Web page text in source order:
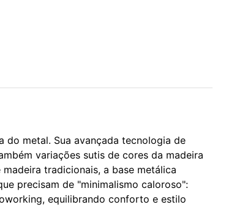
metal. Sua avançada tecnologia de
variações sutis de cores da madeira
tradicionais, a base metálica
precisam de "minimalismo caloroso":
equilibrando conforto e estilo